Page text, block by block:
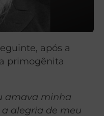
após a
primogênita
amava minha
alegria de meu